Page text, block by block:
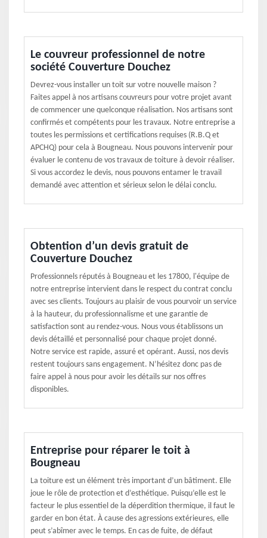
Le couvreur professionnel de notre
société Couverture Douchez
Devrez-vous installer un toit sur votre nouvelle maison ?
Faites appel à nos artisans couvreurs pour votre projet avant
de commencer une quelconque réalisation. Nos artisans sont
confirmés et compétents pour les travaux. Notre entreprise a
toutes les permissions et certifications requises (R.B.Q et
APCHQ) pour cela à Bougneau. Nous pouvons intervenir pour
évaluer le contenu de vos travaux de toiture à devoir réaliser.
Si vous accordez le devis, nous pouvons entamer le travail
demandé avec attention et sérieux selon le délai conclu.
Obtention d’un devis gratuit de
Couverture Douchez
Professionnels réputés à Bougneau et les 17800, l'équipe de
notre entreprise intervient dans le respect du contrat conclu
avec ses clients. Toujours au plaisir de vous pourvoir un service
à la hauteur, du professionnalisme et une garantie de
satisfaction sont au rendez-vous. Nous vous établissons un
devis détaillé et personnalisé pour chaque projet donné.
Notre service est rapide, assuré et opérant. Aussi, nos devis
restent toujours sans engagement. N’hésitez donc pas de
faire appel à nous pour avoir les détails sur nos offres
disponibles.
Entreprise pour réparer le toit à
Bougneau
La toiture est un élément très important d’un bâtiment. Elle
joue le rôle de protection et d’esthétique. Puisqu’elle est le
facteur le plus essentiel de la déperdition thermique, il faut le
garder en bon état. À cause des agressions extérieures, elle
peut s’abîmer avec le temps. En cas de fuite, de défaut